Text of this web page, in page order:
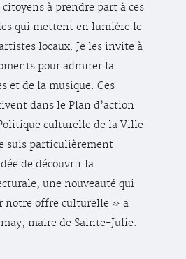
citoyens à prendre part à ces
qui mettent en lumière le
locaux. Je les invite à
pour admirer la
et de la musique. Ces
dans le Plan d’action
culturelle de la Ville
suis particulièrement
de découvrir la
une nouveauté qui
notre offre culturelle » a
maire de Sainte-Julie.